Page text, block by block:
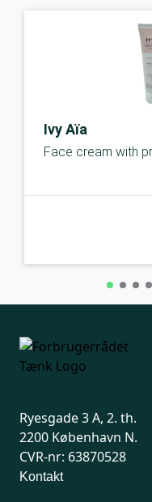
Ivy Aïa
Face cream with
Ryesgade 3 A, 2. th.
2200 København N.
CVR-nr: 63870528
Kontakt